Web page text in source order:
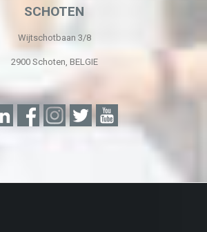
SCHOTEN
Wijtschotbaan 3/8
2900 Schoten, BELGIE